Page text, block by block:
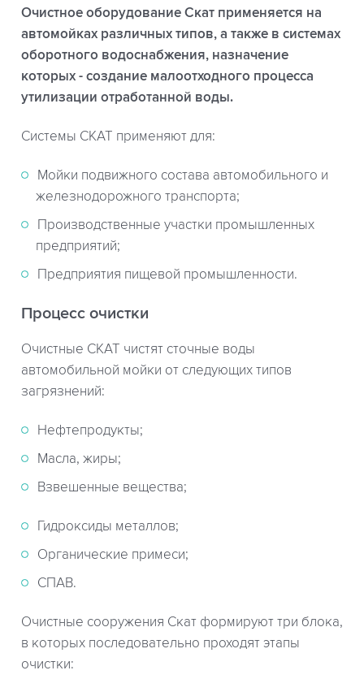
Очистное оборудование Скат применяется на
автомойках различных типов, а также в системах
оборотного водоснабжения, назначение
которых - создание малоотходного процесса
утилизации отработанной воды.
Системы СКАТ применяют для:
Мойки подвижного состава автомобильного и
железнодорожного транспорта;
Производственные участки промышленных
предприятий;
Предприятия пищевой промышленности.
Процесс очистки
Очистные СКАТ чистят сточные воды
автомобильной мойки от следующих типов
загрязнений:
Нефтепродукты;
Масла, жиры;
Взвешенные вещества;
Гидроксиды металлов;
Органические примеси;
СПАВ.
Очистные сооружения Скат формируют три блока,
в которых последовательно проходят этапы
очистки: